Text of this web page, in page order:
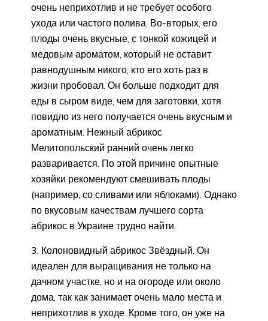
очень неприхотлив и не требует особого
ухода или частого полива. Во-вторых, его
плоды очень вкусные, с тонкой кожицей и
медовым ароматом, который не оставит
равнодушным никого, кто его хоть раз в
жизни пробовал. Он больше подходит для
еды в сыром виде, чем для заготовки, хотя
повидло из него получается очень вкусным и
ароматным. Нежный абрикос
Мелитопольский ранний очень легко
разваривается. По этой причине опытные
хозяйки рекомендуют смешивать плоды
(например, со сливами или яблоками). Однако
по вкусовым качествам лучшего сорта
абрикос в Украине трудно найти.
Колоновидный абрикос Звёздный. Он
идеален для выращивания не только на
дачном участке, но и на огороде или около
дома, так как занимает очень мало места и
неприхотлив в уходе. Кроме того, он уже на